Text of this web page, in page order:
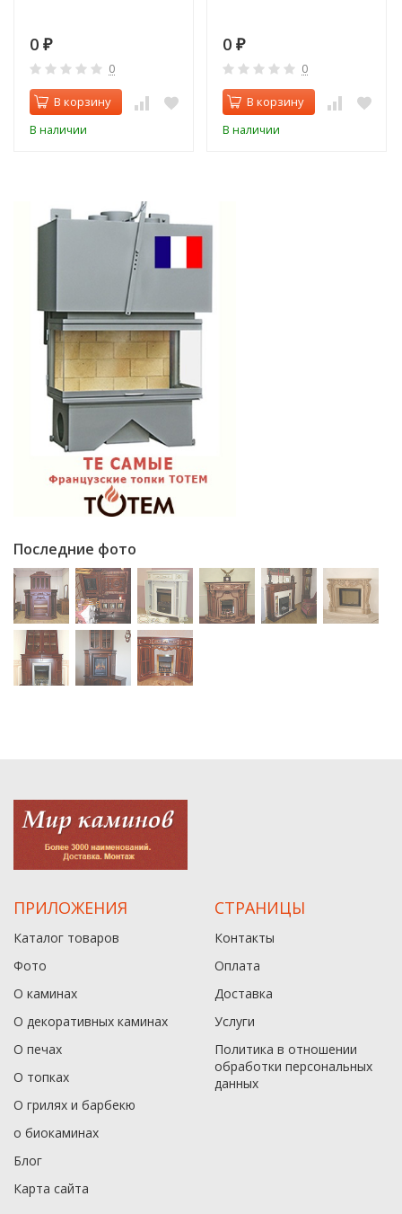
0 ₽
0
В корзину
В наличии
0 ₽
0
В корзину
В наличии
Последние фото
ПРИЛОЖЕНИЯ
Каталог товаров
Фото
О каминах
О декоративных каминах
О печах
О топках
О грилях и барбекю
о биокаминах
Блог
Карта сайта
СТРАНИЦЫ
Контакты
Оплата
Доставка
Услуги
Политика в отношении
обработки персональных
данныx